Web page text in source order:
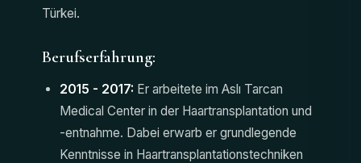
Türkei.
Berufserfahrung:
2015 - 2017: Er arbeitete im Aslı Tarcan
Medical Center in der Haartransplantation und
-entnahme. Dabei erwarb er grundlegende
Kenntnisse in Haartransplantationstechniken